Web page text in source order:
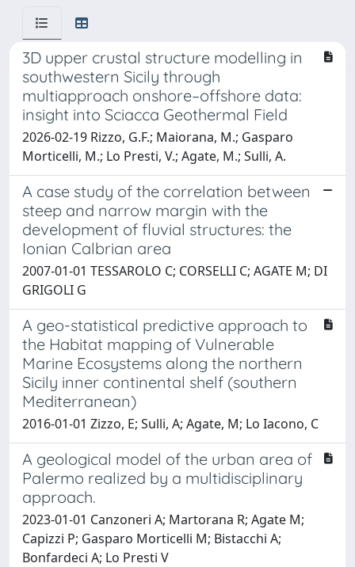
3D upper crustal structure modelling in
southwestern Sicily through
multiapproach onshore–offshore data:
insight into Sciacca Geothermal Field
2026-02-19 Rizzo, G.F.; Maiorana, M.; Gasparo
Morticelli, M.; Lo Presti, V.; Agate, M.; Sulli, A.
A case study of the correlation between
steep and narrow margin with the
development of fluvial structures: the
Ionian Calbrian area
2007-01-01 TESSAROLO C; CORSELLI C; AGATE M; DI
GRIGOLI G
A geo-statistical predictive approach to
the Habitat mapping of Vulnerable
Marine Ecosystems along the northern
Sicily inner continental shelf (southern
Mediterranean)
2016-01-01 Zizzo, E; Sulli, A; Agate, M; Lo Iacono, C
A geological model of the urban area of
Palermo realized by a multidisciplinary
approach.
2023-01-01 Canzoneri A; Martorana R; Agate M;
Capizzi P; Gasparo Morticelli M; Bistacchi A;
Bonfardeci A; Lo Presti V